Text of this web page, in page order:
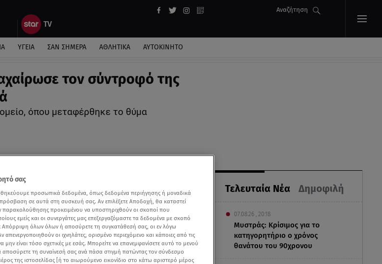
Αναζήτηση
ΥΓΕΙΑ ΣΑΝ ΣΗΜΕΡΑ ΑΘΛΗΤΙΚΑ ΑΥΤΟΚΙΝΗΤΟ
τον σύντροφό της
όπου μεταφέρθηκε το θύμα
Τελευταία Νέα Δημοφιλή
07.08.26 , 20:18
Μυστράς: Κρίσιμος για το
κατηγορητήριο ο χρόνος
θανάτου του 90χρονου
σας
προσωπικά δεδομένα, όπως δεδομένα περιήγησης ή μοναδικά
πρόσβαση σε αυτά στη συσκευή σας. Αν επιλέξετε Αποδοχή, θα καταστεί
παρακολούθησης προκειμένου να υποστηριχθούν οι σκοποί που
εμείς και οι συνεργάτες μας επεξεργαζόμαστε τα δεδομένα με σκοπό
Απόρριψη όλων όλων ή αποσύρετε τη συγκατάθεσή σας, οι εν λόγω
απενεργοποιηθούν οι ιχνηλάτες, ορισμένο περιεχόμενο και κάποιες από τις
μην είναι τόσο σχετικές με εσάς. Μπορείτε να επανεμφανίσετε αυτό το μενού
αποσύρετε τη συναίνεσή σας ανά πάσα στιγμή πατώντας τον σύνδεσμο
της ιστοσελίδας [ή το αιωρούμενο εικονίδιο στο κάτω αριστερό μέρος